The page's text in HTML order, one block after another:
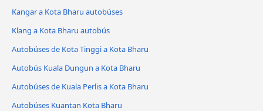
Kangar a Kota Bharu autobúses
Klang a Kota Bharu autobús
Autobúses de Kota Tinggi a Kota Bharu
Autobús Kuala Dungun a Kota Bharu
Autobúses de Kuala Perlis a Kota Bharu
Autobúses Kuantan Kota Bharu